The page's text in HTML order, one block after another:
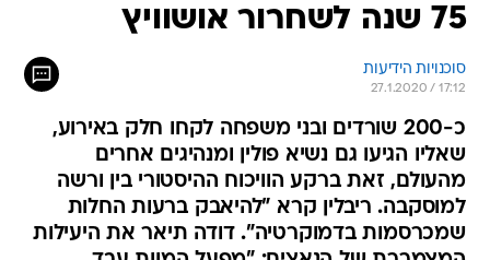
75 שנה לשחרור אושוויץ
סוכנויות הידיעות
27.1.2020 / 17:12
כ-200 שורדים ובני משפחה לקחו חלק באירוע,
שאליו הגיעו גם נשיא פולין ומנהיגים אחרים
מהעולם, זאת ברקע הוויכוח ההיסטורי בין ורשה
למוסקבה. ריבלין קרא "להיאבק ברעות החלות
שמכרסמות בדמוקרטיה". דודה תיאר את היעילות